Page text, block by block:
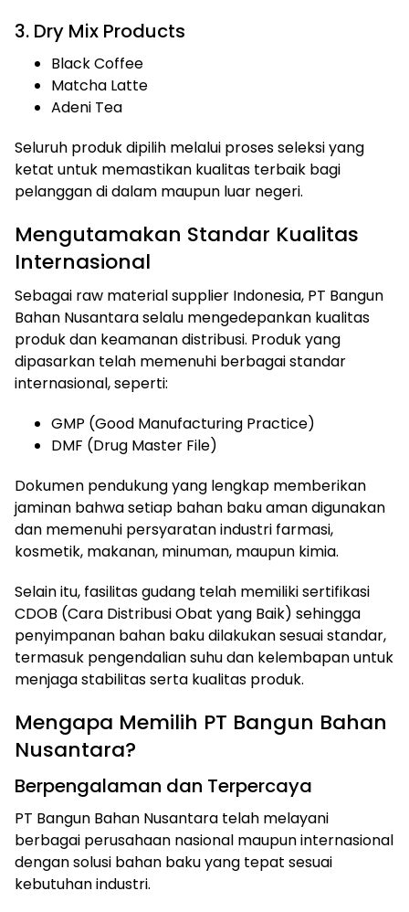
3. Dry Mix Products
Black Coffee
Matcha Latte
Adeni Tea
Seluruh produk dipilih melalui proses seleksi yang
ketat untuk memastikan kualitas terbaik bagi
pelanggan di dalam maupun luar negeri.
Mengutamakan Standar Kualitas
Internasional
Sebagai raw material supplier Indonesia, PT Bangun
Bahan Nusantara selalu mengedepankan kualitas
produk dan keamanan distribusi. Produk yang
dipasarkan telah memenuhi berbagai standar
internasional, seperti:
GMP (Good Manufacturing Practice)
DMF (Drug Master File)
Dokumen pendukung yang lengkap memberikan
jaminan bahwa setiap bahan baku aman digunakan
dan memenuhi persyaratan industri farmasi,
kosmetik, makanan, minuman, maupun kimia.
Selain itu, fasilitas gudang telah memiliki sertifikasi
CDOB (Cara Distribusi Obat yang Baik) sehingga
penyimpanan bahan baku dilakukan sesuai standar,
termasuk pengendalian suhu dan kelembapan untuk
menjaga stabilitas serta kualitas produk.
Mengapa Memilih PT Bangun Bahan
Nusantara?
Berpengalaman dan Terpercaya
PT Bangun Bahan Nusantara telah melayani
berbagai perusahaan nasional maupun internasional
dengan solusi bahan baku yang tepat sesuai
kebutuhan industri.